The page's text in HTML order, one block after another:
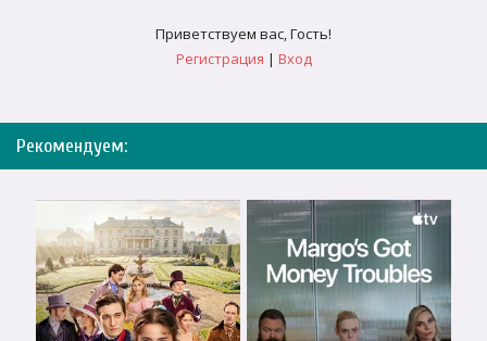
Приветствуем вас,Гость!
Регистрация | Вход
Рекомендуем: